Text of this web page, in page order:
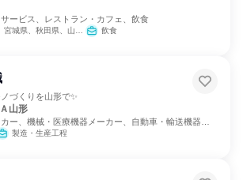
ービス、レストラン・カフェ、飲食
千葉県、東京都、神奈川県、新潟県、富山県、石川県、福井県、山梨県、長野県、岐阜県、静岡県、愛知県、三重県、滋賀県、京都府、大阪府、兵庫県、奈良県、山口県、福岡県、熊本県、宮崎県 飲食
づくりを山形で✨
山形
ー、機械・医療機器メーカー、自動車・輸送機器メ
製造・生産工程